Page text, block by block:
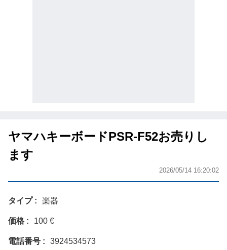
ヤマハキーボードPSR-F52お売りし
ます
2026/05/14 16:20:02
タイプ 楽器
価格 100 €
電話番号 3924534573